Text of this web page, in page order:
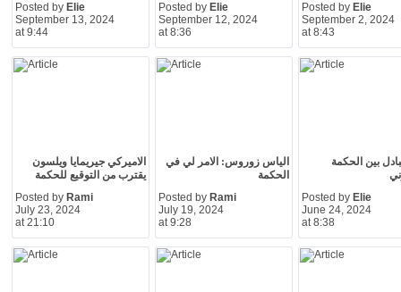
Posted by Elie
September 13, 2024
at 9:44
Posted by Elie
September 12, 2024
at 8:36
Posted by Elie
September 2, 2024
at 8:43
الاميركي جيريمايا ويلسون
يقترب من التوقيع للحكمة
Posted by Rami
July 23, 2024
at 21:10
الياس زوروس: الامر لي في
الحكمة
Posted by Rami
July 19, 2024
at 9:28
بين الحكمة
Posted by Elie
June 24, 2024
at 8:38